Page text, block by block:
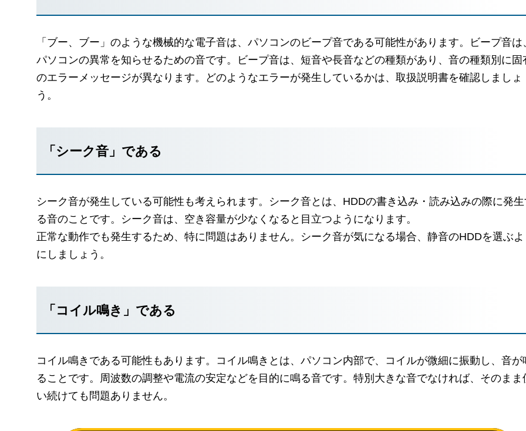
「ブー、ブー」のような機械的な電子音は、パソコンのビープ音である可能性があります。ビープ音は
パソコンの異常を知らせるための音です。ビープ音は、短音や長音などの種類があり、音の種類別に固
のエラーメッセージが異なります。どのようなエラーが発生しているかは、取扱説明書を確認しましょ
う。
「シーク音」である
シーク音が発生している可能性も考えられます。シーク音とは、HDDの書き込み・読み込みの際に発
る音のことです。シーク音は、空き容量が少なくなると目立つようになります。
正常な動作でも発生するため、特に問題はありません。シーク音が気になる場合、静音のHDDを選ぶ
にしましょう。
「コイル鳴き」である
コイル鳴きである可能性もあります。コイル鳴きとは、パソコン内部で、コイルが微細に振動し、音が
ることです。周波数の調整や電流の安定などを目的に鳴る音です。特別大きな音でなければ、そのまま
い続けても問題ありません。